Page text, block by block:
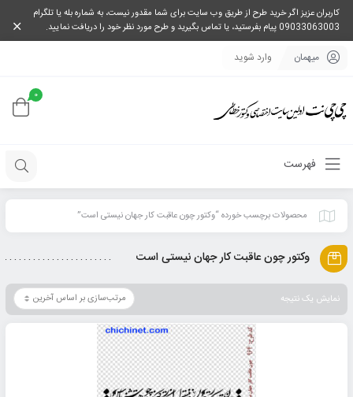
کاربران عزیز اگر خرید طرح از طریق وب سایت برای شما مقدور نیست، به شماره بله یا تلگرام
09033063003 پیام بفرستید، یا تماس بگیرید و طرح مورد نظر خود را دریافت نمایید.
میهمان وارد شوید
0
فهرست
محصولات برچسب خورده “وکتور چون عاقبت کار جهان نیستی است”
وکتور چون عاقبت کار جهان نیستی است
نمایش یک نتیجه